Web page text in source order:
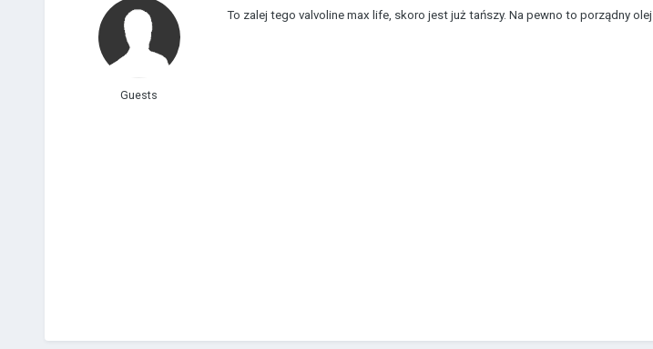
Guests
To zalej tego valvoline max life, skoro jest już tańszy. Na pewno to porządny olej